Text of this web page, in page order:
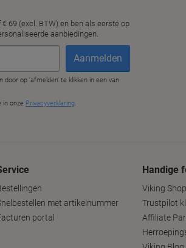
met artikelnummer
portal
Handige
Viking Shop
Trustpilot
Affiliate